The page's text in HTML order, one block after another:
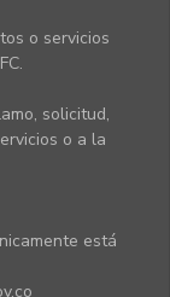
o servicios
solicitud,
o a la
está